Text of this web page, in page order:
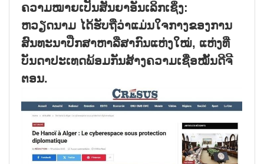
ຄວາມໝາຍເປັນສັນຍາອັນເລິກເຊິ່ງ:
ຫວຽດນາມ ໄດ້ຮັບຖືວ່າແມ່ນໃຈກາງຂອງການ
ສົນທະນາປືກສາຫາລືສາກົນແຫ່ງໃໝ່, ແຫ່ງທີ່
ບັນດາປະເທດພ້ອມກັນສ້າງຄວາມເຊື່ອໝັ້ນດີຈີ
ຕອນ.